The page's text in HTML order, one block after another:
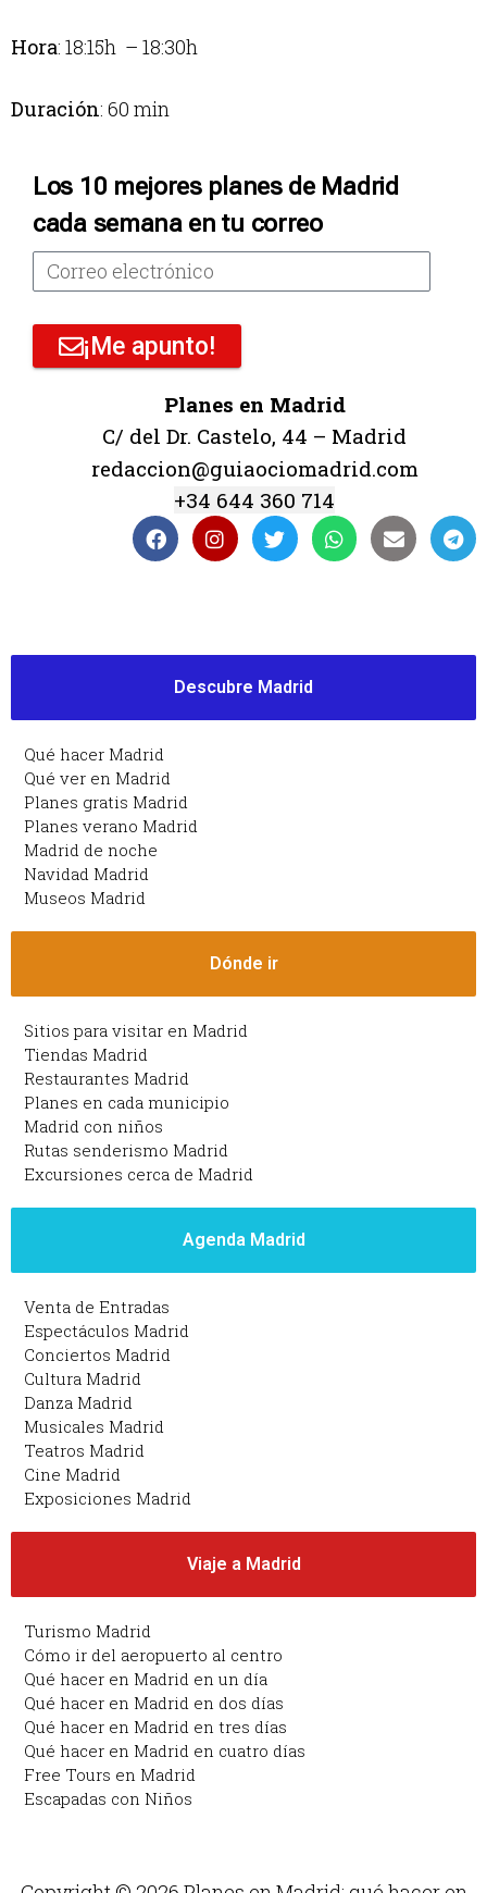
Hora: 18:15h – 18:30h
Duración: 60 min
Los 10 mejores planes de Madrid
cada semana en tu correo
¡Me apunto!
Planes en Madrid
C/ del Dr. Castelo, 44 – Madrid
redaccion@guiaociomadrid.com
+34 644 360 714
Descubre Madrid
Qué hacer Madrid
Qué ver en Madrid
Planes gratis Madrid
Planes verano Madrid
Madrid de noche
Navidad Madrid
Museos Madrid
Dónde ir
Sitios para visitar en Madrid
Tiendas Madrid
Restaurantes Madrid
Planes en cada municipio
Madrid con niños
Rutas senderismo Madrid
Excursiones cerca de Madrid
Agenda Madrid
Venta de Entradas
Espectáculos Madrid
Conciertos Madrid
Cultura Madrid
Danza Madrid
Musicales Madrid
Teatros Madrid
Cine Madrid
Exposiciones Madrid
Viaje a Madrid
Turismo Madrid
Cómo ir del aeropuerto al centro
Qué hacer en Madrid en un día
Qué hacer en Madrid en dos días
Qué hacer en Madrid en tres días
Qué hacer en Madrid en cuatro días
Free Tours en Madrid
Escapadas con Niños